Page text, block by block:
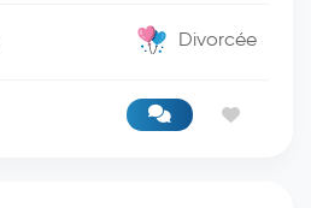
Divorcée